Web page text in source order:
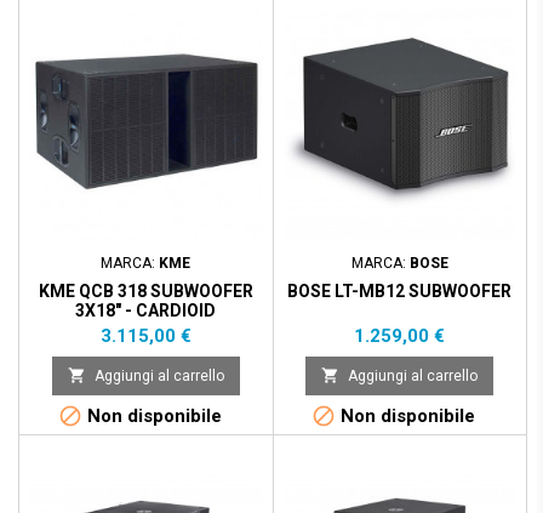
MARCA: KME
KME QCB 318 SUBWOOFER
3X18" - CARDIOID
Prezzo
3.115,00 €
 Aggiungi al carrello
 Non disponibile
MARCA: BOSE
BOSE LT-MB12 SUBWOOFER
Prezzo
1.259,00 €
 Aggiungi al carrello
 Non disponibile